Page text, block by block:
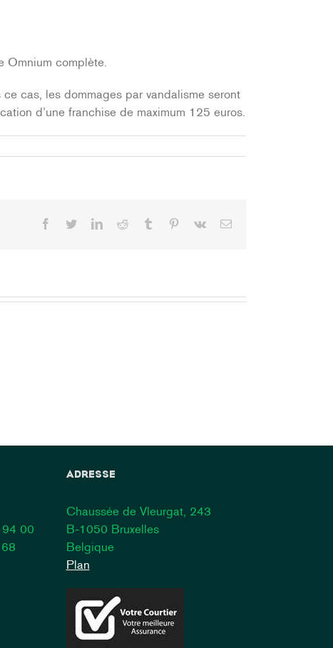
Omnium complète.
cas, les dommages par vandalisme seront
d’une franchise de maximum 125 euros.
Facebook
TwitterLinkedInReddit Tumblr Pinterest
Vk Email
00
ADRESSE
Chaussée de Vleurgat, 243
B-1050 Bruxelles
Belgique
Plan